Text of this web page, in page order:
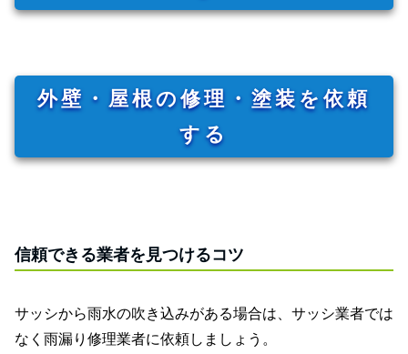
外壁・屋根の修理・塗装を依頼
する
信頼できる業者を見つけるコツ
サッシから雨水の吹き込みがある場合は、サッシ業者では
なく雨漏り修理業者に依頼しましょう。